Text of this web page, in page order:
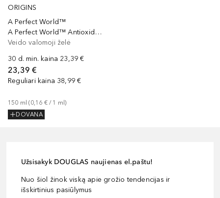
ORIGINS
A Perfect World™
A Perfect World™ Antioxidant Cleanser With White Tea
Veido valomoji želė
30 d. min. kaina 23,39 €
23,39 €
Reguliari kaina 38,99 €
150 ml (0,16 € / 1 ml)
DOVANA
Užsisakyk DOUGLAS naujienas el.paštu!
Nuo šiol žinok viską apie grožio tendencijas ir
išskirtinius pasiūlymus